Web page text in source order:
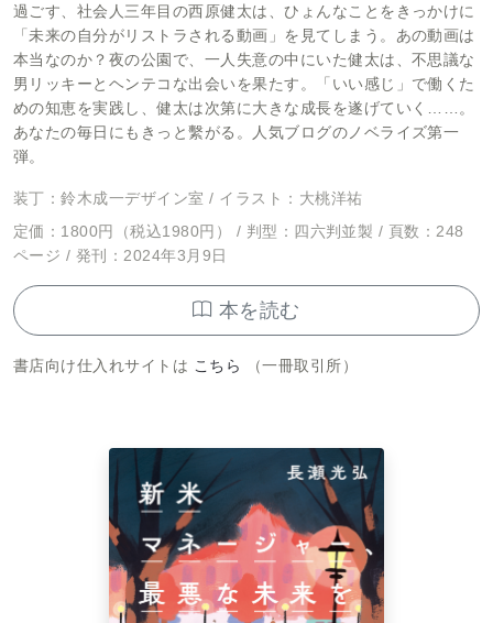
過ごす、社会人三年目の西原健太は、ひょんなことをきっかけに
「未来の自分がリストラされる動画」を見てしまう。あの動画は
本当なのか？夜の公園で、一人失意の中にいた健太は、不思議な
男リッキーとヘンテコな出会いを果たす。「いい感じ」で働くた
めの知恵を実践し、健太は次第に大きな成長を遂げていく……。
あなたの毎日にもきっと繫がる。人気ブログのノベライズ第一
弾。
装丁：鈴木成一デザイン室 / イラスト：大桃洋祐
定価：1800円（税込1980円） / 判型：四六判並製 / 頁数：248
ページ / 発刊：2024年3月9日
本を読む
書店向け仕入れサイトは こちら （一冊取引所）